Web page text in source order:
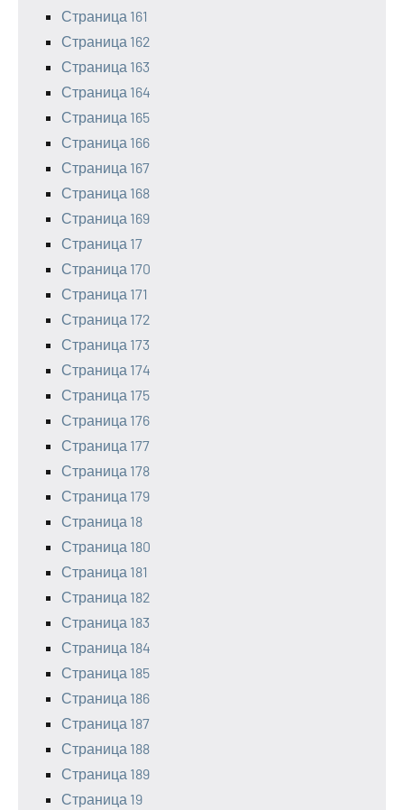
Страница 161
Страница 162
Страница 163
Страница 164
Страница 165
Страница 166
Страница 167
Страница 168
Страница 169
Страница 17
Страница 170
Страница 171
Страница 172
Страница 173
Страница 174
Страница 175
Страница 176
Страница 177
Страница 178
Страница 179
Страница 18
Страница 180
Страница 181
Страница 182
Страница 183
Страница 184
Страница 185
Страница 186
Страница 187
Страница 188
Страница 189
Страница 19